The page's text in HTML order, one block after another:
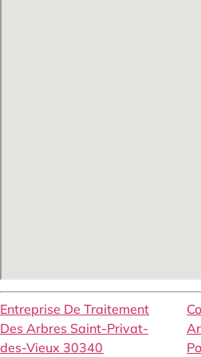
Entreprise De Traitement
Des Arbres Saint-Privat-
des-Vieux 30340